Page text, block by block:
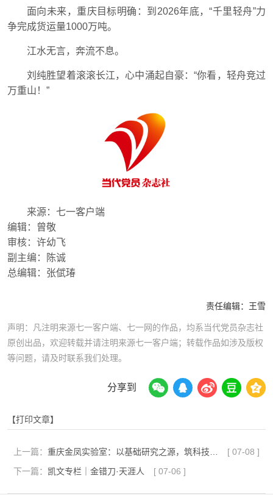
面向未来，重庆目标明确：到2026年底，“千里轻舟”力
争完成货运量1000万吨。
江水无言，奔流不息。
刘纯胜望着滚滚长江，心中涌起自豪：“你看，轻舟竞过
万重山！”
来源：七一客户端
编辑：曾敬
审核：许幼飞
副主编：陈诚
总编辑：张倵瑃
责任编辑： 王雪
声明：凡注明来源七一客户端、七一网的作品，均系当代党员杂志社
原创出品，欢迎转载并请注明来源七一客户端；转载作品如涉及版权
等问题，请及时联系我们处理。
分享到
【打印文章】
上一篇： 重庆金凤实验室：以基础研究之源，筑科技创新之基 [ 07-08 ]
下一篇： 凯文专栏｜金错刀·天涯人 [ 07-06 ]